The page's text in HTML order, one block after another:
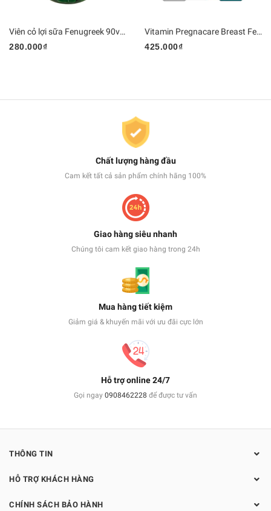
Viên cỏ lợi sữa Fenugreek 90v - Anh
280.000₫
Vitamin Pregnacare Breast Feeding cho con bú
425.000₫
Chất lượng hàng đầu
Cam kết tất cả sản phẩm chính hãng 100%
Giao hàng siêu nhanh
Chúng tôi cam kết giao hàng trong 24h
Mua hàng tiết kiệm
Giảm giá & khuyến mãi với ưu đãi cực lớn
Hỗ trợ online 24/7
Gọi ngay 0908462228 để được tư vấn
THÔNG TIN
HỖ TRỢ KHÁCH HÀNG
CHÍNH SÁCH BẢO HÀNH